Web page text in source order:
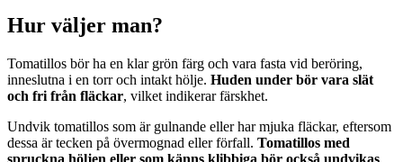
Hur väljer man?
Tomatillos bör ha en klar grön färg och vara fasta vid beröring,
inneslutna i en torr och intakt hölje. Huden under bör vara slät
och fri från fläckar, vilket indikerar färskhet.
Undvik tomatillos som är gulnande eller har mjuka fläckar, eftersom
dessa är tecken på övermognad eller förfall. Tomatillos med